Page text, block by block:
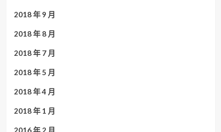
2018 年 9 月
2018 年 8 月
2018 年 7 月
2018 年 5 月
2018 年 4 月
2018 年 1 月
2016 年 2 月